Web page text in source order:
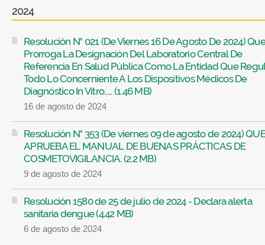
2024
Resolución N° 021 (De Viernes 16 De Agosto De 2024) Que
Prorroga La Designación Del Laboratorio Central De
Referencia En Salud Pública Como La Entidad Que
Todo Lo Concerniente A Los Dispositivos Médicos De
Diagnóstico In Vítro...... (1.46 MB)
16 de agosto de 2024
Resolución N° 353 (De viernes 09 de agosto de 2024) QUE
APRUEBA EL MANUAL DE BUENAS PRÁCTICAS DE
COSMETOVIGILANCIA. (2.2 MB)
9 de agosto de 2024
Resolución 1580 de 25 de julio de 2024 - Declara alerta
sanitaria dengue (4.42 MB)
6 de agosto de 2024